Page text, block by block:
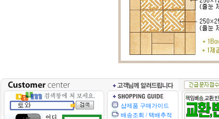
샵제품 구매가이드
배송조회 / 택배추적